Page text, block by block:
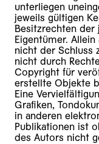
unterliegen
jeweils gültigen
Besitzrechten der
Eigentümer.
nicht der Schluss
nicht durch
Copyright für
erstellte Objekte
Eine
Grafiken,
in anderen
Publikationen ist
des Autors nicht